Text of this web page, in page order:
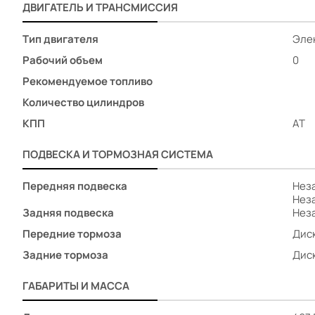
Подогрев передних сидений
Регулировка передних сидений по высоте
Складывающееся заднее сиденье
Электрорегулировка сиденья водителя
Аудиосистема
Мультимедиа система с ЖК-экраном
Android Auto
CarPlay
USB
Датчик света
Светодиодные фары
Электрообогрев боковых зеркал
Центральный замок
Докатка
ДВИГАТЕЛЬ И ТРАНСМИССИЯ
Тип двигателя
Рабочий объем
Рекомендуемое топливо
Количество цилиндров
КПП
ПОДВЕСКА И ТОРМОЗНАЯ СИСТЕМА
Передняя подвеска
Задняя подвеска
Передние тормоза
Задние тормоза
ГАБАРИТЫ И МАССА
0
AT